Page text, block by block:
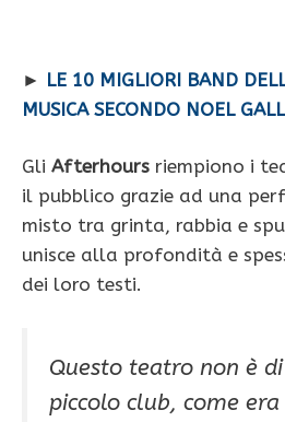
► LE 10 MIGLIORI BAND
MUSICA SECONDO NOEL
Gli Afterhours riempiono i
il pubblico grazie ad una
misto tra grinta, rabbia e
unisce alla profondità e
dei loro testi.
Questo teatro non è
piccolo club, come